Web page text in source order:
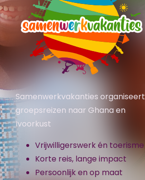
Samenwerkvakanties organiseert
groepsreizen naar Ghana en
Ivoorkust
Vrijwilligerswerk én toerisme
Korte reis, lange impact
Persoonlijk en op maat